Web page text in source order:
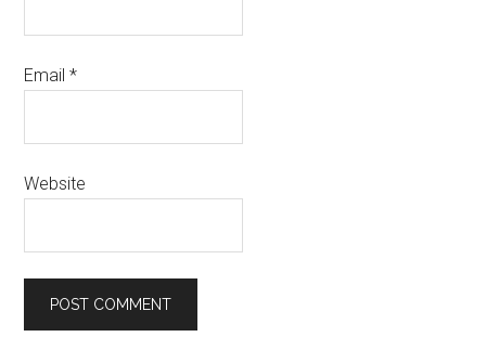
Email*
Website